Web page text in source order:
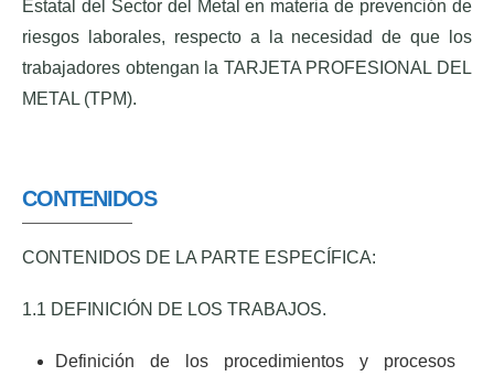
CONTENIDOS
CONTENIDOS DE LA PARTE ESPECÍFICA:
1.1 DEFINICIÓN DE LOS TRABAJOS.
Definición de los procedimientos y procesos
Estatal del Sector del Metal en materia de prevención de
riesgos laborales, respecto a la necesidad de que los
trabajadores obtengan la TARJETA PROFESIONAL DEL
METAL (TPM).